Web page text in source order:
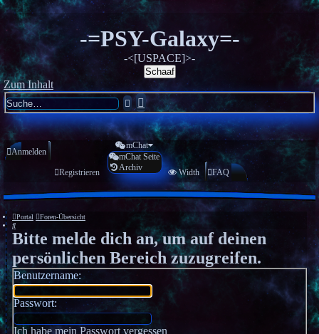
-=PSY-Galaxy=-
-<[USPACE]>-
Schaaf
Zum Inhalt
SucheErweiterte
Suche
Anmelden
Registrieren
mChat
mChat Seite
Archiv
Width FAQ
Portal
Foren-Übersicht
Suche
Bitte melde dich an, um auf deinen
persönlichen Bereich zuzugreifen.
Benutzername:
Passwort:
Ich habe mein Passwort vergessen